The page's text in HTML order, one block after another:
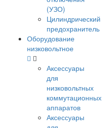
(УЗО)
Цилиндрический
предохранитель
Оборудование
низковольтное
Аксессуары
для
низковольтных
коммутационных
аппаратов
Аксессуары